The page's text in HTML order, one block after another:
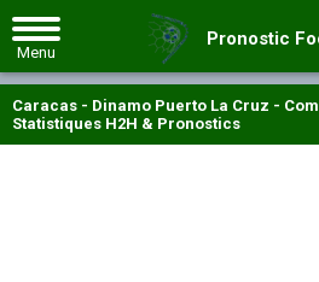
Pronostic
Caracas - Dinamo Puerto La Cruz -
Statistiques H2H & Pronostics